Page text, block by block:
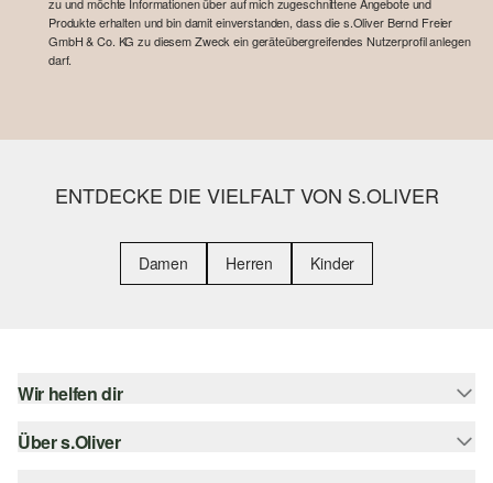
zu und möchte Informationen über auf mich zugeschnittene Angebote und
Produkte erhalten und bin damit einverstanden, dass die s.Oliver Bernd Freier
GmbH & Co. KG zu diesem Zweck ein geräteübergreifendes Nutzerprofil anlegen
darf.
ENTDECKE DIE VIELFALT VON S.OLIVER
Damen Herren Kinder
Wir helfen dir
Hilfe & FAQ
Über s.Oliver